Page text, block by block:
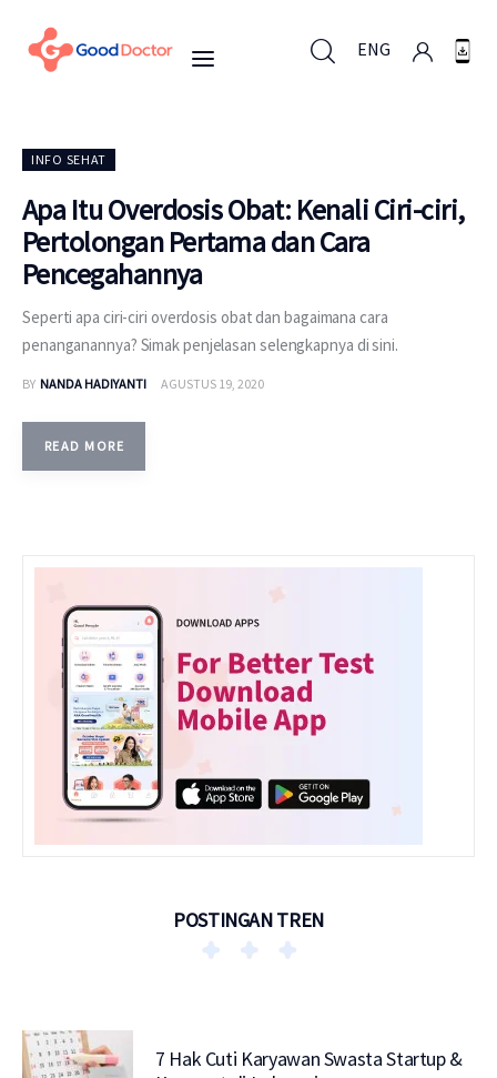
ENG
Untuk Bisnis
Untuk Anda
Mengapa Good Doctor
Berita
Layanan
INFO SEHAT
Apa Itu Overdosis Obat: Kenali Ciri-ciri,
Pertolongan Pertama dan Cara
Pencegahannya
Seperti apa ciri-ciri overdosis obat dan bagaimana cara
penanganannya? Simak penjelasan selengkapnya di sini.
BY NANDA HADIYANTI AGUSTUS 19, 2020
READ MORE
POSTINGAN TREN
7 Hak Cuti Karyawan Swasta Startup &